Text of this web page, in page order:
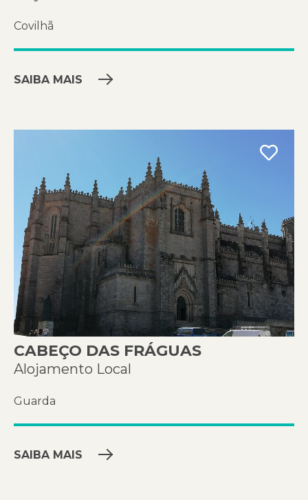
Covilhã
SAIBA MAIS
CABEÇO DAS FRÁGUAS
Alojamento Local
Guarda
SAIBA MAIS